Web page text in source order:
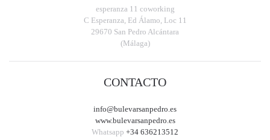
esperanza 11 coworking
C Esperanza, Ed Álamo, Loc 11
29670 San Pedro Alcántara
(Málaga)
CONTACTO
info@bulevarsanpedro.es
www.bulevarsanpedro.es
Whatsapp +34 636213512